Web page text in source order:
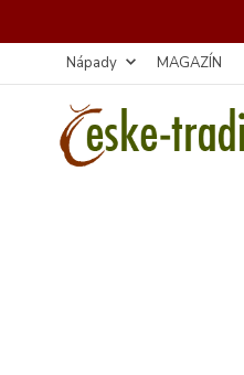
Nápady MAGAZÍN